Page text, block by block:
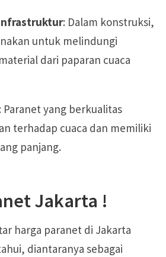
: Dalam konstruksi,
untuk melindungi
dari paparan cuaca
: Paranet yang berkualitas
terhadap cuaca dan memiliki
panjang.
Jakarta !
harga paranet di Jakarta
diantaranya sebagai